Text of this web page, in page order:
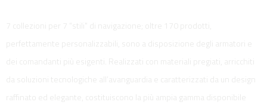
7 collezioni per 7 “stili" di navigazione; oltre 170 prodotti,
perfettamente personalizzabili, sono a disposizione degli armatori e
dei comandanti più esigenti. Realizzati con materiali pregiati, arricchiti
da soluzioni tecnologiche all’avanguardia e caratterizzati da un design
raffinato ed elegante, costituiscono la più ampia gamma disponibile